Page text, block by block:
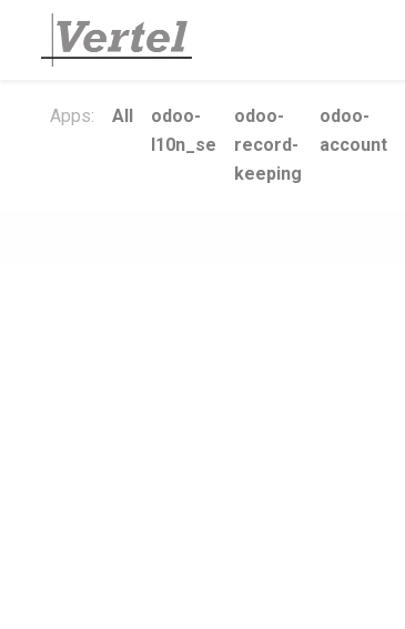
Apps: All
odoo-
l10n_se
odoo-
record-
keeping
odoo-
account